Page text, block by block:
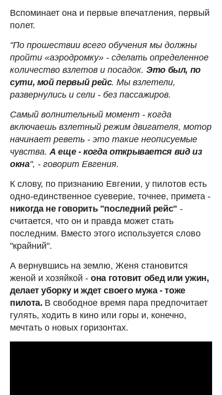
Вспоминает она и первые впечатления, первый
полет.
"По прошествии всего обучения мы должны
пройти «аэродромку» - сделать определенное
количество взлетов и посадок. Это был, по
сути, мой первый рейс. Мы взлетели,
развернулись и сели - без пассажиров.
Самый волнительный момент - когда
включаешь взлетный режим двигателя, мотор
начинает реветь - это такие неописуемые
чувства. А еще - когда открывается вид из
окна", - говорит Евгения.
К слову, по признанию Евгении, у пилотов есть
одно-единственное суеверие, точнее, примета -
никогда не говорить "последний рейс" -
считается, что он и правда может стать
последним. Вместо этого используется слово
"крайний".
А вернувшись на землю, Женя становится
женой и хозяйкой - она готовит обед или ужин,
делает уборку и ждет своего мужа - тоже
пилота. В свободное время пара предпочитает
гулять, ходить в кино или горы и, конечно,
мечтать о новых горизонтах.